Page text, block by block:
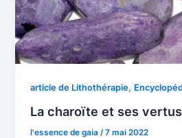
article de Lithothérapie,
La charoïte et ses
l'essence de gaia /7 mai 2022